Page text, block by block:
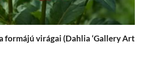
formájú virágai (Dahlia ‘Gallery Art